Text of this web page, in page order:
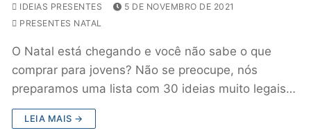
IDEIAS PRESENTES
5 DE NOVEMBRO DE 2021
PRESENTES NATAL
O Natal está chegando e você não sabe o que
comprar para jovens? Não se preocupe, nós
preparamos uma lista com 30 ideias muito legais…
LEIA MAIS →